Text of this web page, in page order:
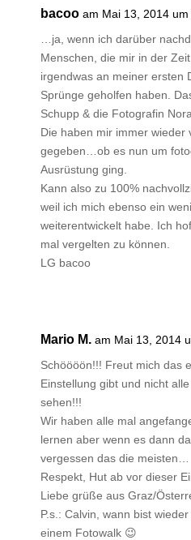
bacoo am Mai 13, 2014 um
…ja, wenn ich darüber
Menschen, die mir in der
irgendwas an meiner ersten
Sprünge geholfen haben.
Schupp & die Fotografin
Die haben mir immer wieder
gegeben…ob es nun um
Ausrüstung ging.
Kann also zu 100%
weil ich mich ebenso ein
weiterentwickelt habe. Ich
mal vergelten zu können.
LG bacoo
Mario M. am Mai 13, 2014
Schöööön!!! Freut mich das
Einstellung gibt und nicht
sehen!!!
Wir haben alle mal
lernen aber wenn es dann
vergessen das die meisten…
Respekt, Hut ab vor dieser
Liebe grüße aus Graz/
P.s.: Calvin, wann bist
einem Fotowalk 😉